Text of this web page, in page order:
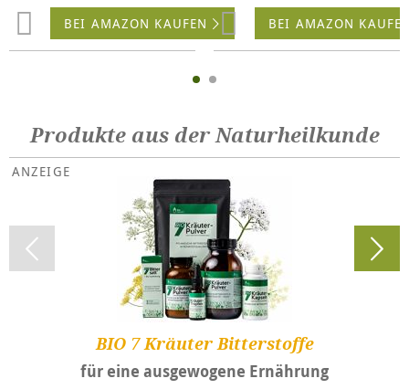
BEI AMAZON KAUFEN BEI AMAZON
Produkte aus der Naturheilkunde
BIO 7 Kräuter Bitterstoffe
für eine ausgewogene Ernährung